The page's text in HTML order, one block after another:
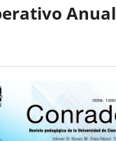
Anual